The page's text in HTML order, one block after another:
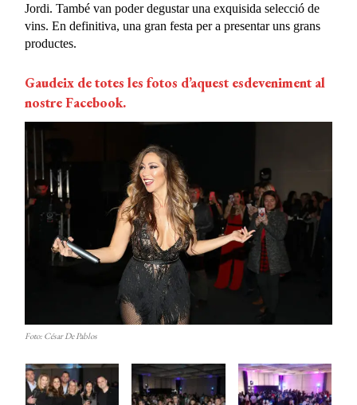
Jordi. També van poder degustar una exquisida selecció de
vins. En definitiva, una gran festa per a presentar uns grans
productes.
Gaudeix de totes les fotos d’aquest esdeveniment al
nostre Facebook.
Foto: César De Pablos